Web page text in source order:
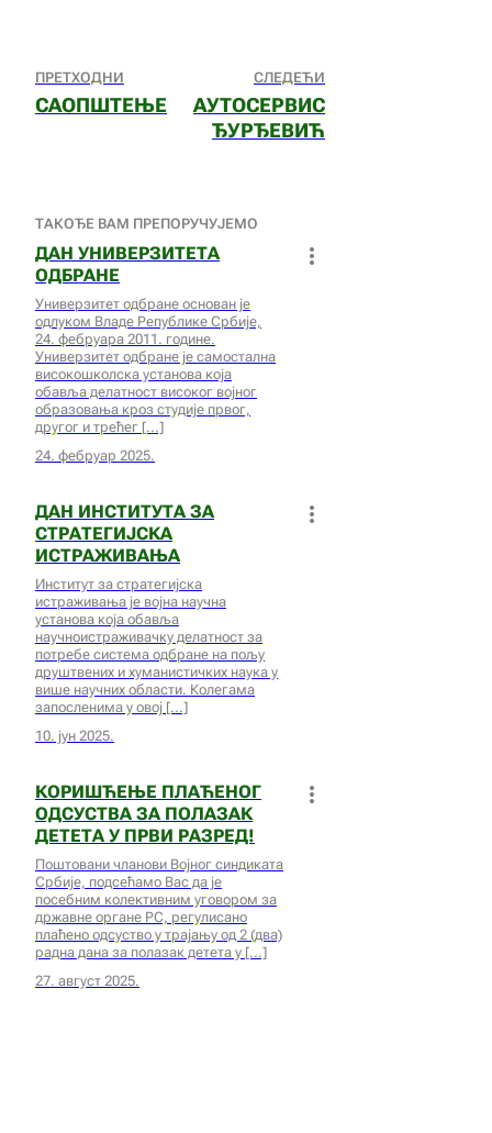
ПРЕТХОДНИ
САОПШТЕЊЕ
СЛЕДЕЋИ
АУТОСЕРВИС
ЂУРЂЕВИЋ
ТАКОЂЕ ВАМ ПРЕПОРУЧУЈЕМО
ДАН УНИВЕРЗИТЕТА
ОДБРАНЕ
Универзитет одбране основан је
одлуком Владе Републике Србије,
24. фебруара 2011. године.
Универзитет одбране је самостална
високошколска установа која
обавља делатност високог војног
образовања кроз студије првог,
другог и трећег
24. фебруар 2025.
ДАН ИНСТИТУТА ЗА
СТРАТЕГИЈСКА
ИСТРАЖИВАЊА
Институт за стратегијска
истраживања је војна научна
установа која обавља
научноистраживачку делатност за
потребе система одбране на пољу
друштвених и хуманистичких наука у
више научних области. Колегама
запосленима у овој
10. јун 2025.
КОРИШЋЕЊЕ ПЛАЋЕНОГ
ОДСУСТВА ЗА ПОЛАЗАК
ДЕТЕТА У ПРВИ РАЗРЕД!
Поштовани чланови Војног синдиката
Србије, подсећамо Вас да је
посебним колективним уговором за
државне органе РС, регулисано
плаћено одсуство у трајању од 2 (два)
радна дана за полазак детета у
27. август 2025.